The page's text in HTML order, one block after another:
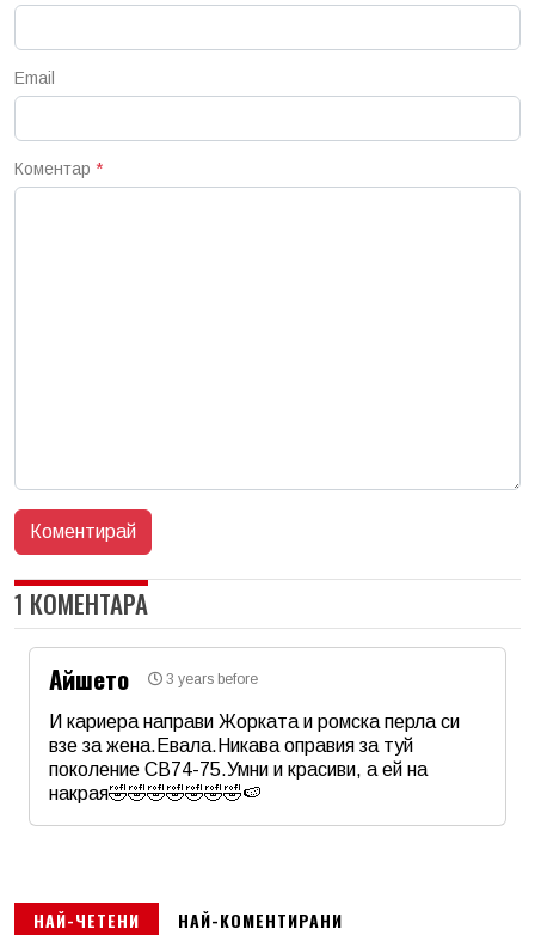
Email
Коментар *
1 КОМЕНТАРА
Айшето 3 years before
И кариера направи Жорката и ромска перла си
взе за жена.Евала.Никава оправия за туй
поколение СВ74-75.Умни и красиви, а ей на
накрая🤣🤣🤣🤣🤣🤣🤣🍉
Email
НАЙ-ЧЕТЕНИ НАЙ-КОМЕНТИРАНИ